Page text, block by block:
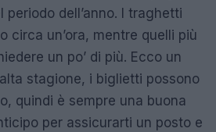
dell’anno. I traghetti
circa un’ora, mentre quelli più
un po’ di più. Ecco un
stagione, i biglietti possono
quindi è sempre una buona
per assicurarti un posto e